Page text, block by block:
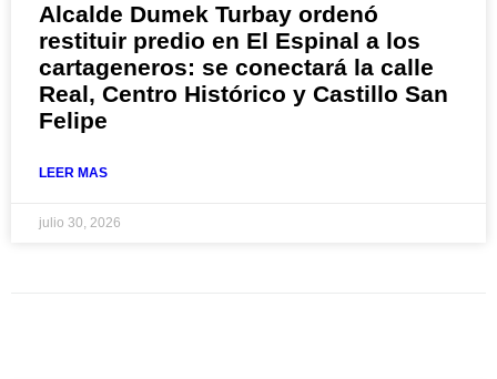
Alcalde Dumek Turbay ordenó
restituir predio en El Espinal a los
cartageneros: se conectará la calle
Real, Centro Histórico y Castillo San
Felipe
LEER MAS
julio 30, 2026